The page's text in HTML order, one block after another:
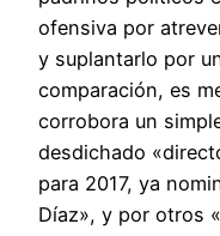
ofensiva por
y suplantarlo por
comparación, es
corrobora un
desdichado
para 2017, ya
Díaz», y por otros